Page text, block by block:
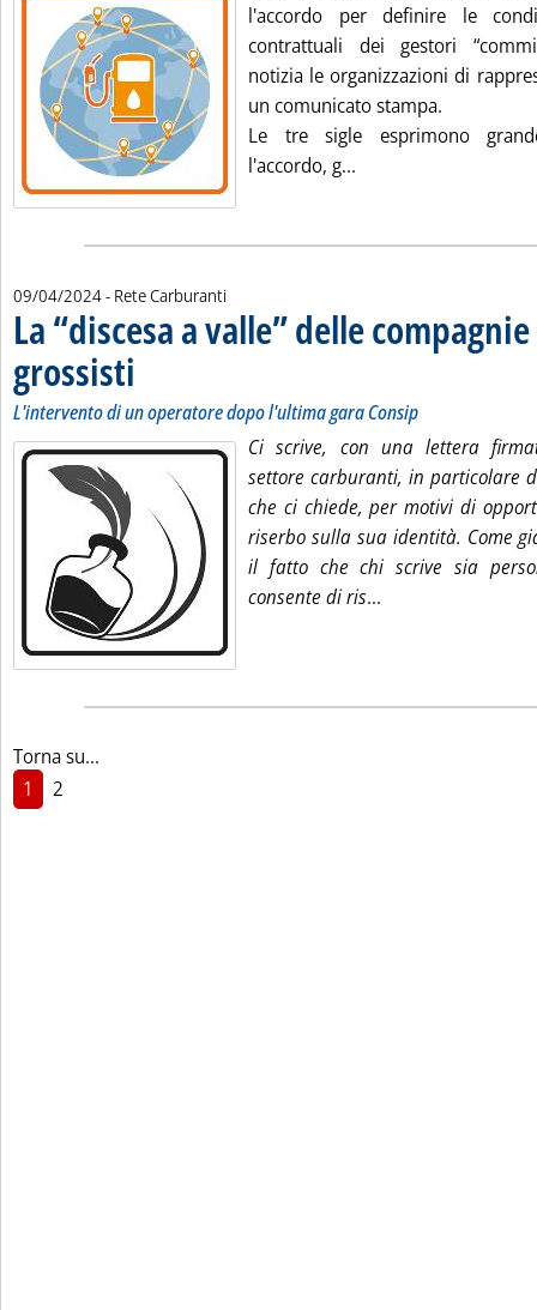
l'accordo per definire le
contrattuali dei gestori
notizia le organizzazioni di
un comunicato stampa.
Le tre sigle esprimono
l'accordo, g...
09/04/2024- Rete Carburanti
La “discesa a valle” delle
grossisti . Sottotitolo: L'intervento di un operatore dopo l'ultima gara Consip
L'intervento di un operatore dopo l'ultima gara Consip
Ci scrive, con una lettera
settore carburanti, in particolare
che ci chiede, per motivi di
riserbo sulla sua identità. Come
il fatto che chi scrive sia
consente di ris...
Torna su...
1
2